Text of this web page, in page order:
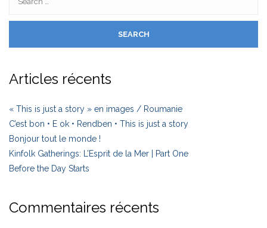
Articles récents
« This is just a story » en images / Roumanie
C’est bon • E ok • Rendben • This is just a story
Bonjour tout le monde !
Kinfolk Gatherings: L’Esprit de la Mer | Part One
Before the Day Starts
Commentaires récents